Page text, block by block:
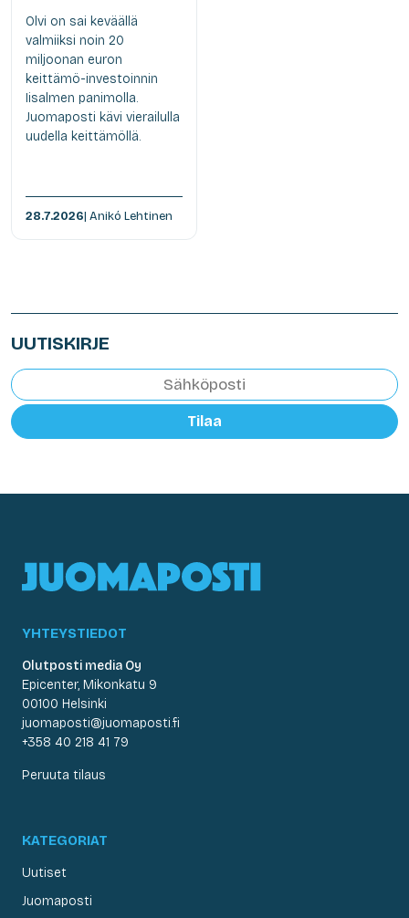
Olvi on sai keväällä
valmiiksi noin 20
miljoonan euron
keittämö-investoinnin
Iisalmen panimolla.
Juomaposti kävi vierailulla
uudella keittämöllä.
28.7.2026| Anikó Lehtinen
UUTISKIRJE
Tilaa
YHTEYSTIEDOT
Olutposti media Oy
Epicenter, Mikonkatu 9
00100 Helsinki
juomaposti@juomaposti.fi
+358 40 218 41 79
Peruuta tilaus
KATEGORIAT
Uutiset
Juomaposti